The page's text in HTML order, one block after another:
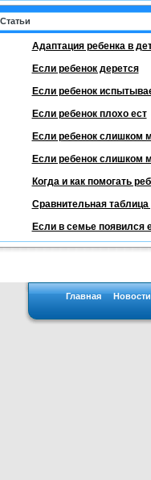
Статьи
Адаптация ребенка в
Если ребенок дерется
Если ребенок
Если ребенок плохо ест
Если ребенок слишком
Если ребенок слишком
Когда и как помогать
Сравнительная таблица
Если в семье появился
Главная Новости